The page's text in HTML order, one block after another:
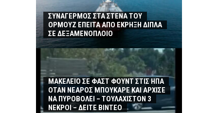
ΣΥΝΑΓΕΡΜΟΣ ΣΤΑ ΣΤΕΝΑ ΤΟΥ
ΟΡΜΟΥΖ ΕΠΕΙΤΑ ΑΠΟ ΕΚΡΗΞΗ ΔΙΠΛΑ
ΣΕ ΔΕΞΑΜΕΝΟΠΛΟΙΟ
ΜΑΚΕΛΕΙΟ ΣΕ ΦΑΣΤ ΦΟΥΝΤ ΣΤΙΣ ΗΠΑ
ΟΤΑΝ ΝΕΑΡΟΣ ΜΠΟΥΚΑΡΕ ΚΑΙ ΑΡΧΙΣΕ
ΝΑ ΠΥΡΟΒΟΛΕΙ – ΤΟΥΛΑΧΙΣΤΟΝ 3
ΝΕΚΡΟΙ – ΔΕΙΤΕ ΒΙΝΤΕΟ